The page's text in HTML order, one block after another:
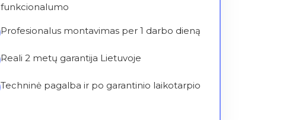
funkcionalumo
Profesionalus montavimas per 1 darbo dieną
Reali 2 metų garantija Lietuvoje
Techninė pagalba ir po garantinio laikotarpio